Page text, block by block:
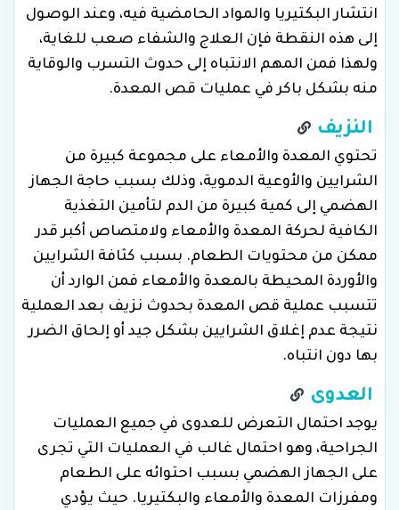
انتشار البكتيريا والمواد الحامضية فيه، وعند الوصول
إلى هذه النقطة فإن العلاج والشفاء صعب للغاية،
ولهذا فمن المهم الانتباه إلى حدوث التسرب والوقاية
منه بشكل باكر في عمليات قص المعدة.
النزيف
تحتوي المعدة والأمعاء على مجموعة كبيرة من
الشرايين والأوعية الدموية، وذلك بسبب حاجة الجهاز
الهضمي إلى كمية كبيرة من الدم لتأمين التغذية
الكافية لحركة المعدة والأمعاء ولامتصاص أكبر قدر
ممكن من محتويات الطعام. بسبب كثافة الشرايين
والأوردة المحيطة بالمعدة والأمعاء فمن الوارد أن
تتسبب عملية قص المعدة بحدوث نزيف بعد العملية
نتيجة عدم إغلاق الشرايين بشكل جيد أو إلحاق الضرر
بها دون انتباه.
العدوى
يوجد احتمال التعرض للعدوى في جميع العمليات
الجراحية، وهو احتمال غالب في العمليات التي تجرى
على الجهاز الهضمي بسبب احتوائه على الطعام
ومفرزات المعدة والأمعاء والبكتيريا. حيث يؤدي